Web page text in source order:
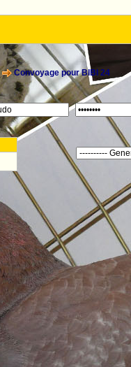
Convoyage pour BIBI 24